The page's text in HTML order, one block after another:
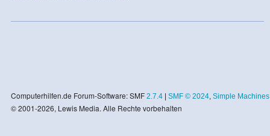
Computerhilfen.de Forum-Software: SMF 2.7.4| SMF © 2024, Simple Machines
© 2001-2026, Lewis Media. Alle Rechte vorbehalten